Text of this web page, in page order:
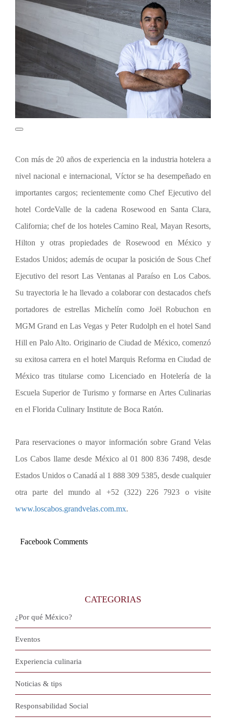
Con más de 20 años de experiencia en la industria hotelera a
nivel nacional e internacional, Víctor se ha desempeñado en
importantes cargos; recientemente como Chef Ejecutivo del
hotel CordeValle de la cadena Rosewood en Santa Clara,
California; chef de los hoteles Camino Real, Mayan Resorts,
Hilton y otras propiedades de Rosewood en México y
Estados Unidos; además de ocupar la posición de Sous Chef
Ejecutivo del resort Las Ventanas al Paraíso en Los Cabos.
Su trayectoria le ha llevado a colaborar con destacados chefs
portadores de estrellas Michelín como Joël Robuchon en
MGM Grand en Las Vegas y Peter Rudolph en el hotel Sand
Hill en Palo Alto. Originario de Ciudad de México, comenzó
su exitosa carrera en el hotel Marquis Reforma en Ciudad de
México tras titularse como Licenciado en Hotelería de la
Escuela Superior de Turismo y formarse en Artes Culinarias
en el Florida Culinary Institute de Boca Ratón.
Para reservaciones o mayor información sobre Grand Velas
Los Cabos llame desde México al 01 800 836 7498, desde
Estados Unidos o Canadá al 1 888 309 5385, desde cualquier
otra parte del mundo al +52 (322) 226 7923 o visite
www.loscabos.grandvelas.com.mx.
Facebook Comments
CATEGORIAS
¿Por qué México?
Eventos
Experiencia culinaria
Noticias & tips
Responsabilidad Social